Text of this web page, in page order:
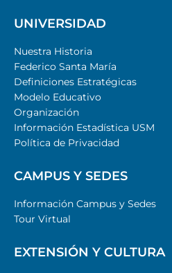
UNIVERSIDAD
Nuestra Historia
Federico Santa María
Definiciones Estratégicas
Modelo Educativo
Organización
Información Estadística USM
Política de Privacidad
CAMPUS Y SEDES
Información Campus y Sedes
Tour Virtual
EXTENSIÓN Y CULTURA